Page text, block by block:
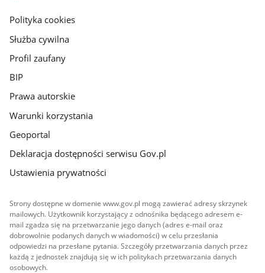
gov.pl
Polityka cookies
Służba cywilna
Profil zaufany
BIP
Prawa autorskie
Warunki korzystania
Geoportal
Deklaracja dostępności serwisu Gov.pl
Ustawienia prywatności
Strony dostępne w domenie www.gov.pl mogą zawierać adresy skrzynek
mailowych. Użytkownik korzystający z odnośnika będącego adresem e-
mail zgadza się na przetwarzanie jego danych (adres e-mail oraz
dobrowolnie podanych danych w wiadomości) w celu przesłania
odpowiedzi na przesłane pytania. Szczegóły przetwarzania danych przez
każdą z jednostek znajdują się w ich politykach przetwarzania danych
osobowych.